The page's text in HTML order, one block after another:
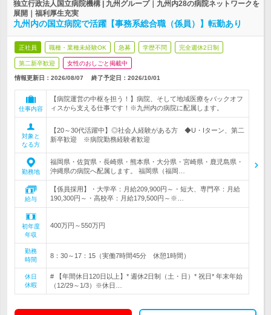
独立行政法人国立病院機構 | 九州グループ｜九州内28の病院ネットワークを
展開｜福利厚生充実
九州内の国立病院で活躍【事務系総合職（係員）】転勤あり
正社員 職種・業種未経験OK 急募 学歴不問 完全週休2日制
第二新卒歓迎 女性のおしごと掲載中
情報更新日：2026/08/07 終了予定日： 2026/10/01
仕事内容
【病院運営の中枢を担う！】病院、そして地域医療をバックオフ
ィスから支える仕事です！※九州内の病院に配属します。
対象と
なる方
【20～30代活躍中】◎社会人経験がある方 ◆U・Iターン、第二
新卒歓迎 ※病院勤務経験者歓迎
勤務地
福岡県・佐賀県・長崎県・熊本県・大分県・宮崎県・鹿児島県・
沖縄県の病院へ配属します。 福岡県（福岡…
給与
【係員採用】・大学卒：月給209,900円～・短大、専門卒：月給
190,300円～・高校卒：月給179,500円～※…
初年度
年収
400万円～550万円
勤務
時間
8：30～17：15（実働7時間45分 休憩1時間）
休日
休暇
# 【年間休日120日以上】* 週休2日制（土・日）* 祝日* 年末年始
（12/29～1/3）※休日…